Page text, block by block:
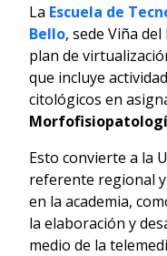
La Escuela de
Bello, sede Viña
plan de
que incluye
citológicos en
Esto convierte a la
referente regional
en la academia,
la elaboración y
medio de la